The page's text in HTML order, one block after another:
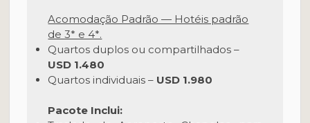
Acomodação Padrão — Hotéis padrão
de 3* e 4*.
Quartos duplos ou compartilhados –
USD 1.480
Quartos individuais – USD 1.980
Pacote Inclui: